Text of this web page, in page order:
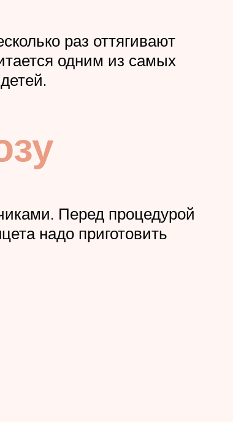
раз оттягивают
одним из самых
Перед процедурой
надо приготовить